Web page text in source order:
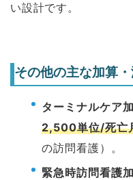
い設計です。
その他の主な加算
ターミナルケア
2,500単位/死亡
の訪問看護）。
緊急時訪問看護